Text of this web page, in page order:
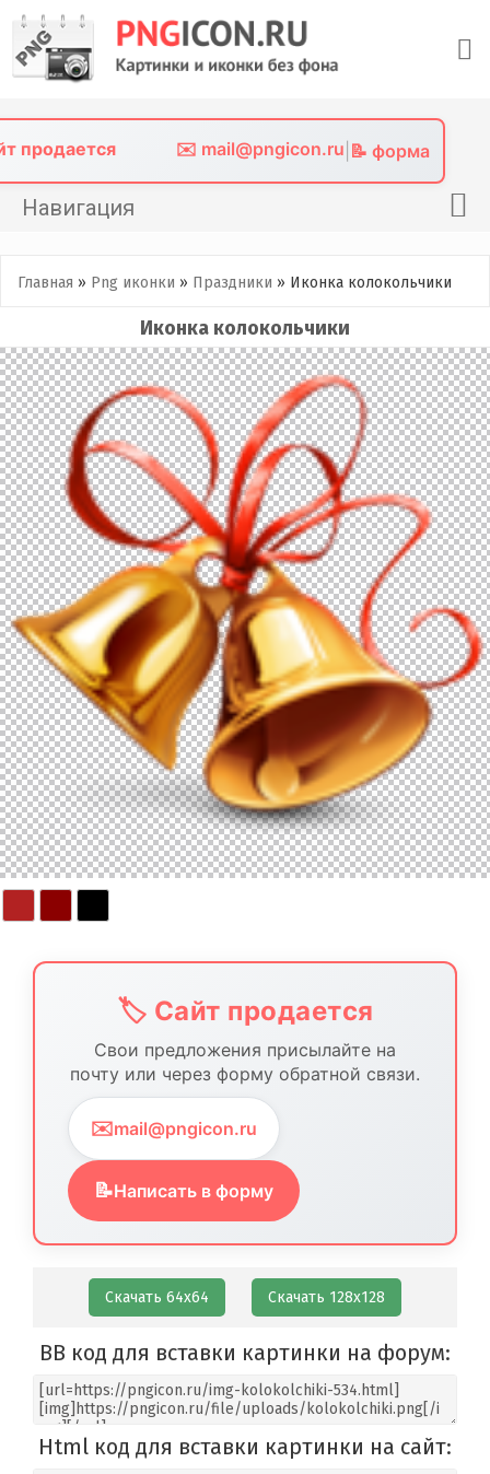
content
продается ✉️ mail@pngicon.ru 📝 форма
Навигация
Png иконки
Картинки без фона
Фото без фона
Контакты
Главная » Png иконки » Праздники » Иконка колокольчики
Иконка колокольчики
🏷️ Сайт продается
Свои предложения присылайте на
почту или через форму обратной связи.
✉️mail@pngicon.ru
📝Написать в форму
Скачать 64х64 Скачать 128х128
BB код для вставки картинки на форум:
Html код для вставки картинки на сайт: